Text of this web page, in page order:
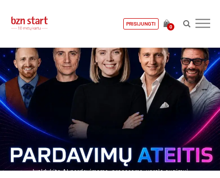
PRISIJUNGTI
0